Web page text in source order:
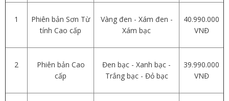
1
Phiên bản Sơn Từ
tính Cao cấp
Vàng đen - Xám đen -
Xám bạc
40.990.000
VNĐ
2
Phiên bản Cao
cấp
Đen bạc - Xanh bạc -
Trắng bạc - Đỏ bạc
39.990.000
VNĐ